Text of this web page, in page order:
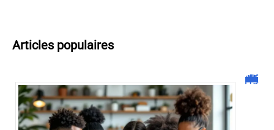
Articles populaires
Malgrim com : tout ce que vous devez savoir sur la plateforme !